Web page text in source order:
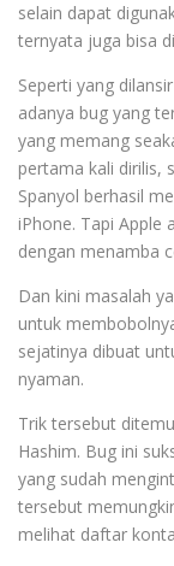
selain dapat
ternyata juga bisa
Seperti yang
adanya bug yang
yang memang
pertama kali dirilis,
Spanyol berhasil
iPhone. Tapi Apple
dengan menamba
Dan kini masalah
untuk
sejatinya dibuat
nyaman.
Trik tersebut
Hashim. Bug ini
yang sudah
tersebut
melihat daftar